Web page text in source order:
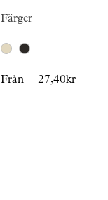
Färger
Från 27,40kr